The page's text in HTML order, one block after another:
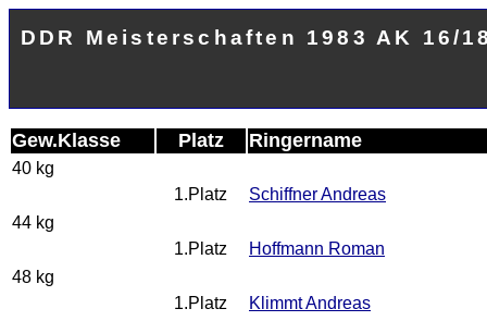
DDR Meisterschaften 1983 AK 16/
Gew.Klasse Platz Ringername
40 kg
1.Platz
Schiffner Andreas
44 kg
1.Platz
Hoffmann Roman
48 kg
1.Platz
Klimmt Andreas